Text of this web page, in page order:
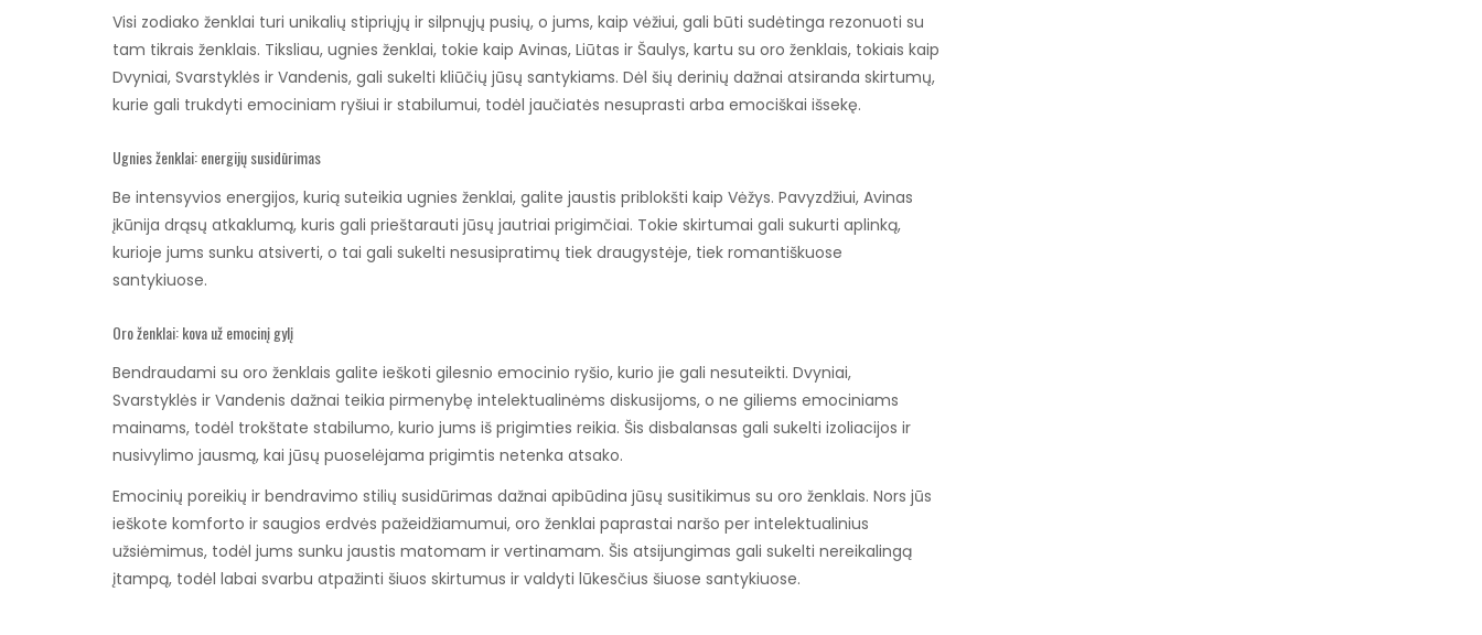
Visi zodiako ženklai turi unikalių stipriųjų ir silpnųjų pusių, o jums, kaip vėžiui, gali būti sudėtinga rezonuoti su
tam tikrais ženklais. Tiksliau, ugnies ženklai, tokie kaip Avinas, Liūtas ir Šaulys, kartu su oro ženklais, tokiais kaip
Dvyniai, Svarstyklės ir Vandenis, gali sukelti kliūčių jūsų santykiams. Dėl šių derinių dažnai atsiranda skirtumų,
kurie gali trukdyti emociniam ryšiui ir stabilumui, todėl jaučiatės nesuprasti arba emociškai išsekę.
Ugnies ženklai: energijų susidūrimas
Be intensyvios energijos, kurią suteikia ugnies ženklai, galite jaustis priblokšti kaip Vėžys. Pavyzdžiui, Avinas
įkūnija drąsų atkaklumą, kuris gali prieštarauti jūsų jautriai prigimčiai. Tokie skirtumai gali sukurti aplinką,
kurioje jums sunku atsiverti, o tai gali sukelti nesusipratimų tiek draugystėje, tiek romantiškuose
santykiuose.
Oro ženklai: kova už emocinį gylį
Bendraudami su oro ženklais galite ieškoti gilesnio emocinio ryšio, kurio jie gali nesuteikti. Dvyniai,
Svarstyklės ir Vandenis dažnai teikia pirmenybę intelektualinėms diskusijoms, o ne giliems emociniams
mainams, todėl trokštate stabilumo, kurio jums iš prigimties reikia. Šis disbalansas gali sukelti izoliacijos ir
nusivylimo jausmą, kai jūsų puoselėjama prigimtis netenka atsako.
Emocinių poreikių ir bendravimo stilių susidūrimas dažnai apibūdina jūsų susitikimus su oro ženklais. Nors jūs
ieškote komforto ir saugios erdvės pažeidžiamumui, oro ženklai paprastai naršo per intelektualinius
užsiėmimus, todėl jums sunku jaustis matomam ir vertinamam. Šis atsijungimas gali sukelti nereikalingą
įtampą, todėl labai svarbu atpažinti šiuos skirtumus ir valdyti lūkesčius šiuose santykiuose.